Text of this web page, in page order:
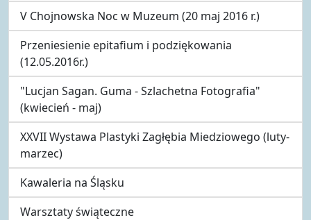
V Chojnowska Noc w Muzeum (20 maj 2016 r.)
Przeniesienie epitafium i podziękowania
(12.05.2016r.)
"Lucjan Sagan. Guma - Szlachetna Fotografia"
(kwiecień - maj)
XXVII Wystawa Plastyki Zagłębia Miedziowego (luty-
marzec)
Kawaleria na Śląsku
Warsztaty świąteczne